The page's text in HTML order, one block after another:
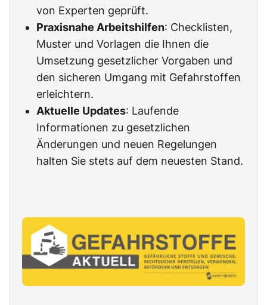
von Experten geprüft.
Praxisnahe Arbeitshilfen: Checklisten,
Muster und Vorlagen die Ihnen die
Umsetzung gesetzlicher Vorgaben und
den sicheren Umgang mit Gefahrstoffen
erleichtern.
Aktuelle Updates: Laufende
Informationen zu gesetzlichen
Änderungen und neuen Regelungen
halten Sie stets auf dem neuesten Stand.